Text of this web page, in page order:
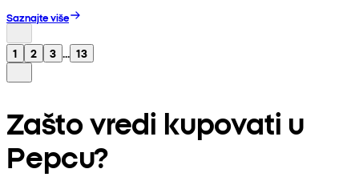
Saznajte više
1 2 3 ... 13
Zašto vredi kupovati u
Pepcu?